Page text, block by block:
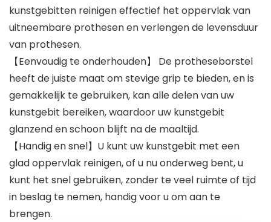
kunstgebitten reinigen effectief het oppervlak van
uitneembare prothesen en verlengen de levensduur
van prothesen.
【Eenvoudig te onderhouden】 De protheseborstel
heeft de juiste maat om stevige grip te bieden, en is
gemakkelijk te gebruiken, kan alle delen van uw
kunstgebit bereiken, waardoor uw kunstgebit
glanzend en schoon blijft na de maaltijd.
【Handig en snel】U kunt uw kunstgebit met een
glad oppervlak reinigen, of u nu onderweg bent, u
kunt het snel gebruiken, zonder te veel ruimte of tijd
in beslag te nemen, handig voor u om aan te
brengen.